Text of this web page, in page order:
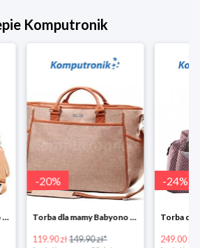
Komputronik
Torba dla mamy Babyono 1505/01 Comfort Icoinic 5/5
-20%
Torba dla mamy Babyono 1507/01 Comfort Chic w super cenie
119.90 zł149.90 zł*
-24%
249.00 zł